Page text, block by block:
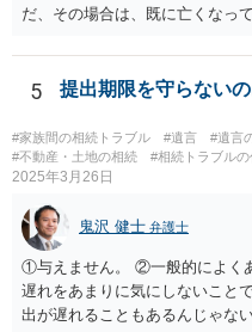
だ、その場合は、既に亡くなっ
持ち戻し免除の意思表示は書面
う結論は変わりません。 誤解
た。 文言については、「〇〇
戻しをすべて免除する」という
心配ならば、弁護士のところに
ついて説明した上で、適切な文
しょうか。
5 提出期限を守らない
#家族間の相続トラブル #遺言 #遺言
#不動産・土地の相続
#相続トラブル
2025年3月26日
鬼沢 健士 弁護士
①与えません。 ②一般的によく
遅れをあまりに気にしないこと
出が遅れることもあるんじゃな